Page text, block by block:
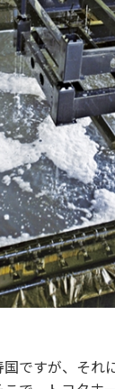
ですが、それ